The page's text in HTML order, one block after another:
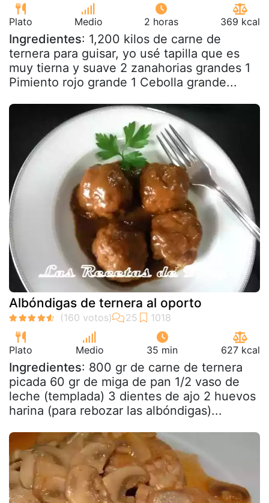
Plato Medio 2 horas 369 kcal
Ingredientes: 1,200 kilos de carne de
ternera para guisar, yo usé tapilla que es
muy tierna y suave 2 zanahorias grandes 1
Pimiento rojo grande 1 Cebolla grande...
Albóndigas de ternera al oporto
Plato Medio 35 min 627 kcal
Ingredientes: 800 gr de carne de ternera
picada 60 gr de miga de pan 1/2 vaso de
leche (templada) 3 dientes de ajo 2 huevos
harina (para rebozar las albóndigas)...